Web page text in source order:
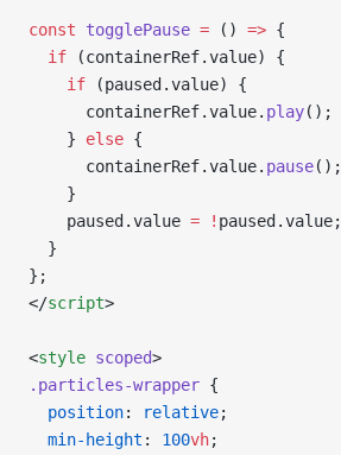
const togglePause = () => {
  if
(containerRef.value) {
    if
(paused.value) {
      containerRef.value.
play();
    }
else {
      containerRef.value.
pause();
    }
    paused.value
= ! paused.value;
  }
};
</script>
<style scoped>
.particles-wrapper {
  position
: relative;
  min-height
: 100vh;